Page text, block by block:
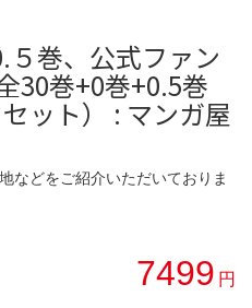
巻、公式ファン
30巻+0巻+0.5巻
ット） : マンガ屋
などをご紹介いただいておりま
7499 円